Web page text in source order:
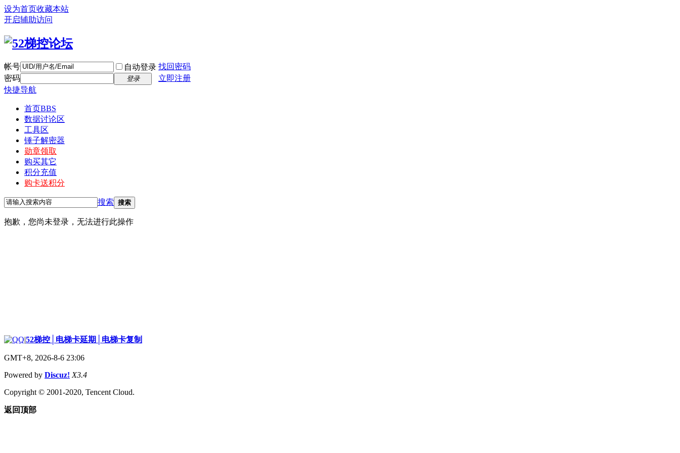
设为首页收藏本站
开启辅助访问
帐号 自动登录 找回密码
密码
登录
立即注册
快捷导航
首页BBS
数据讨论区
工具区
锤子解密器
勋章领取
购买其它
积分充值
购卡送积分
搜索 搜索
抱歉，您尚未登录，无法进行此操作
|52梯控│电梯卡延期│电梯卡复制
GMT+8, 2026-8-6 23:06
Powered by Discuz! X3.4
Copyright © 2001-2020, Tencent Cloud.
返回顶部